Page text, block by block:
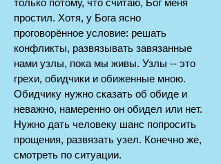
только потому, что считаю, Бог меня
простил. Хотя, у Бога ясно
проговорённое условие: решать
конфликты, развязывать завязанные
нами узлы, пока мы живы. Узлы -- это
грехи, обидчики и обиженные мною.
Обидчику нужно сказать об обиде и
неважно, намеренно он обидел или нет.
Нужно дать человеку шанс попросить
прощения, развязать узел. Конечно же,
смотреть по ситуации.